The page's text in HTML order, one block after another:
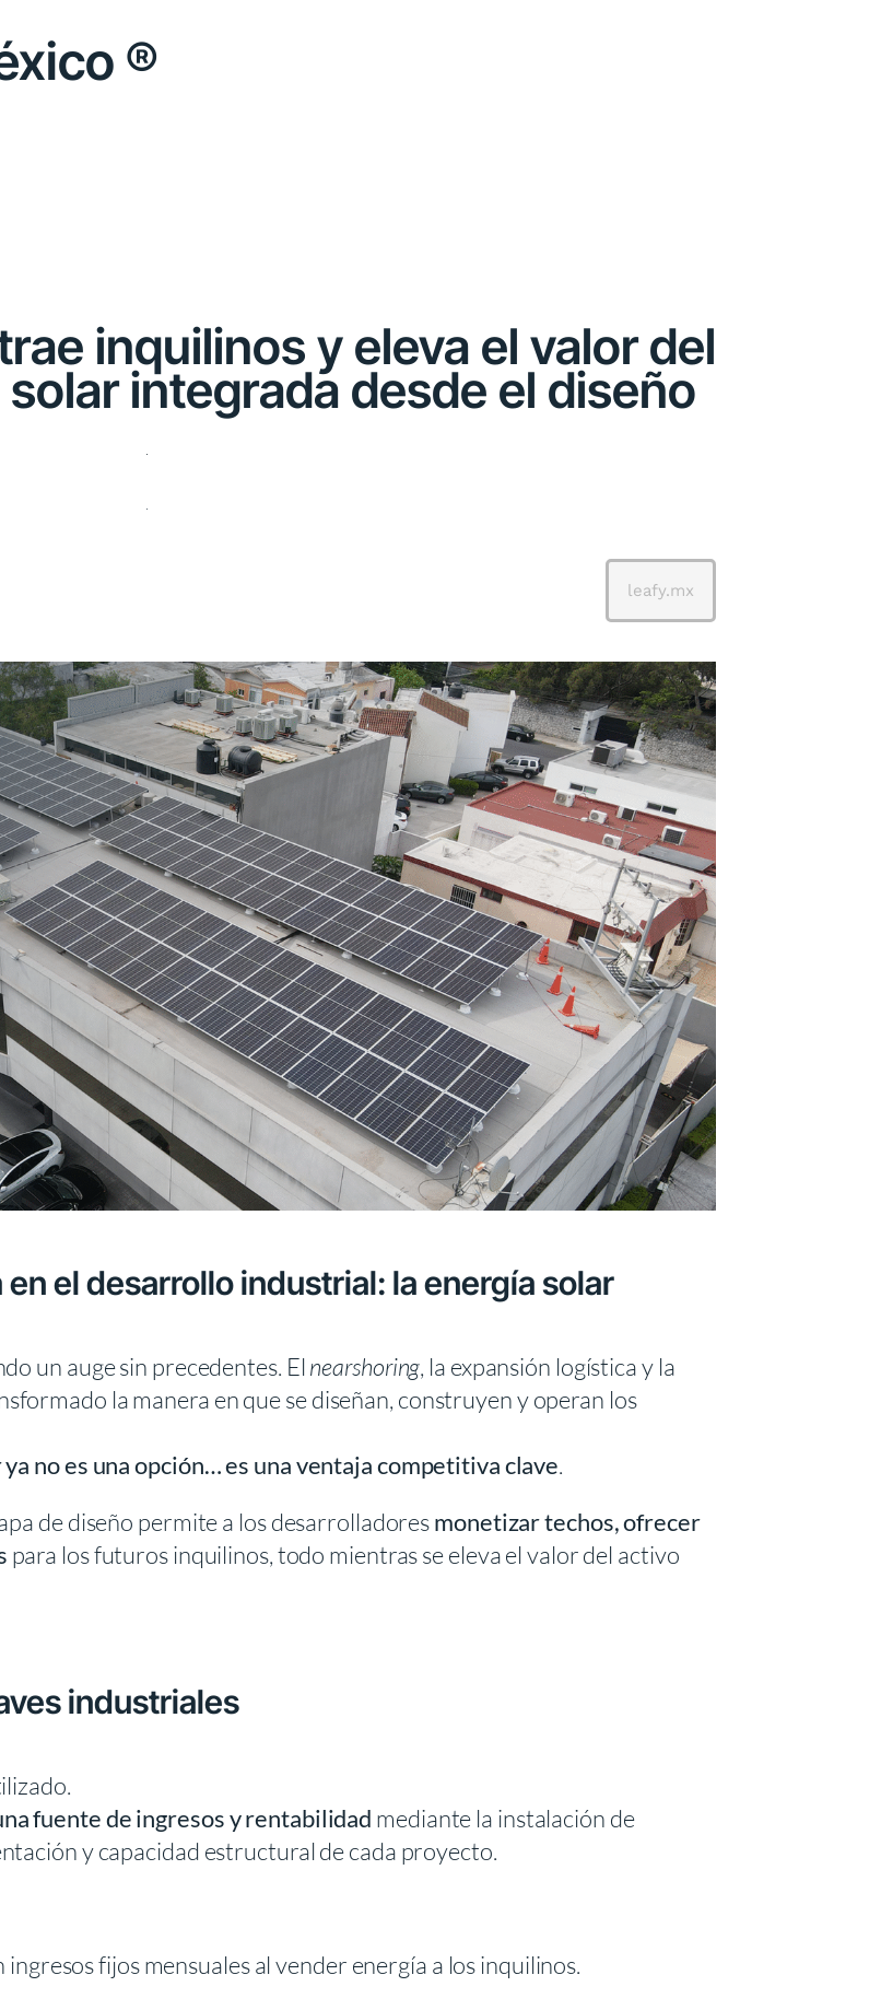
®
inquilinos y eleva el valor del
integrada desde el diseño
leafy.mx
el desarrollo industrial: la energía solar
un auge sin precedentes. Elnearshoring, la expansión logística y la
la manera en que se diseñan, construyen y operan los
no es una opción… es una ventaja competitiva clave.
de diseño permite a los desarrolladoresmonetizar techos, ofrecer
para los futuros inquilinos, todo mientras se eleva el valor del activo
industriales
fuente de ingresos y rentabilidad mediante la instalación de
y capacidad estructural de cada proyecto.
ingresos fijos mensuales al vender energía a los inquilinos.